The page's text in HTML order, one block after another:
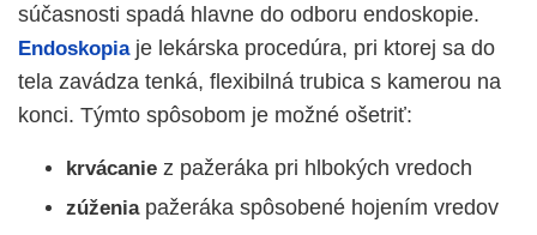
súčasnosti spadá hlavne do odboru endoskopie.
Endoskopiaje lekárska procedúra, pri ktorej sa do
tela zavádza tenká, flexibilná trubica s kamerou na
konci. Týmto spôsobom je možné ošetriť:
krvácanie z pažeráka pri hlbokých vredoch
zúženiapažeráka spôsobené hojením vredov